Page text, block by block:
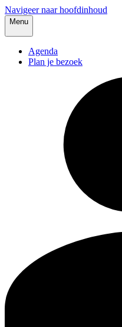
Navigeer naar hoofdinhoud
Menu
Agenda
Plan je bezoek